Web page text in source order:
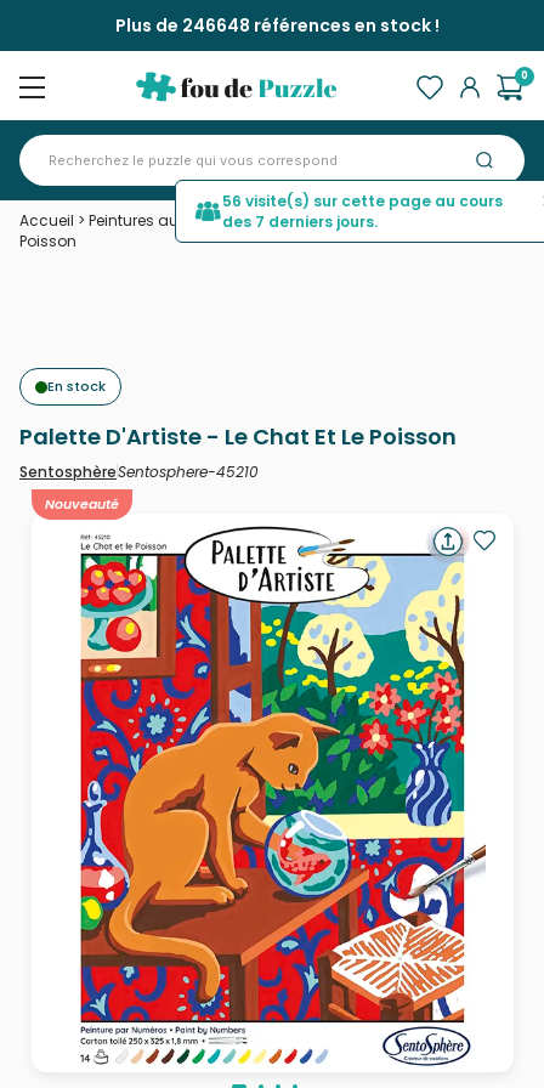
Plus de 246648 références en stock !
0
Accueil > Peintures au numéro> Palette D'Artiste - Le Chat Et Le
Poisson
En stock
Palette D'Artiste - Le Chat Et Le Poisson
SentosphèreSentosphere-45210
Nouveauté
56 visite(s) sur cette page au cours
des 7 derniers jours.